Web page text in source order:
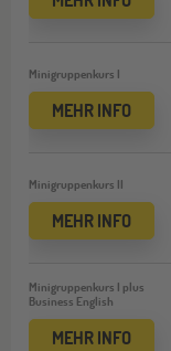
Minigruppenkurs I
MEHR INFO
Minigruppenkurs II
MEHR INFO
Minigruppenkurs I plus
Business English
MEHR INFO